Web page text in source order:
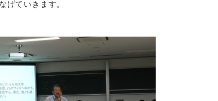
げていきます。